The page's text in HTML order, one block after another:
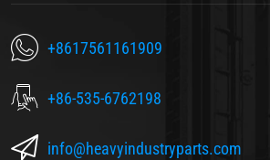
+8617561161909
+86-535-6762198
info@heavyindustryparts.com